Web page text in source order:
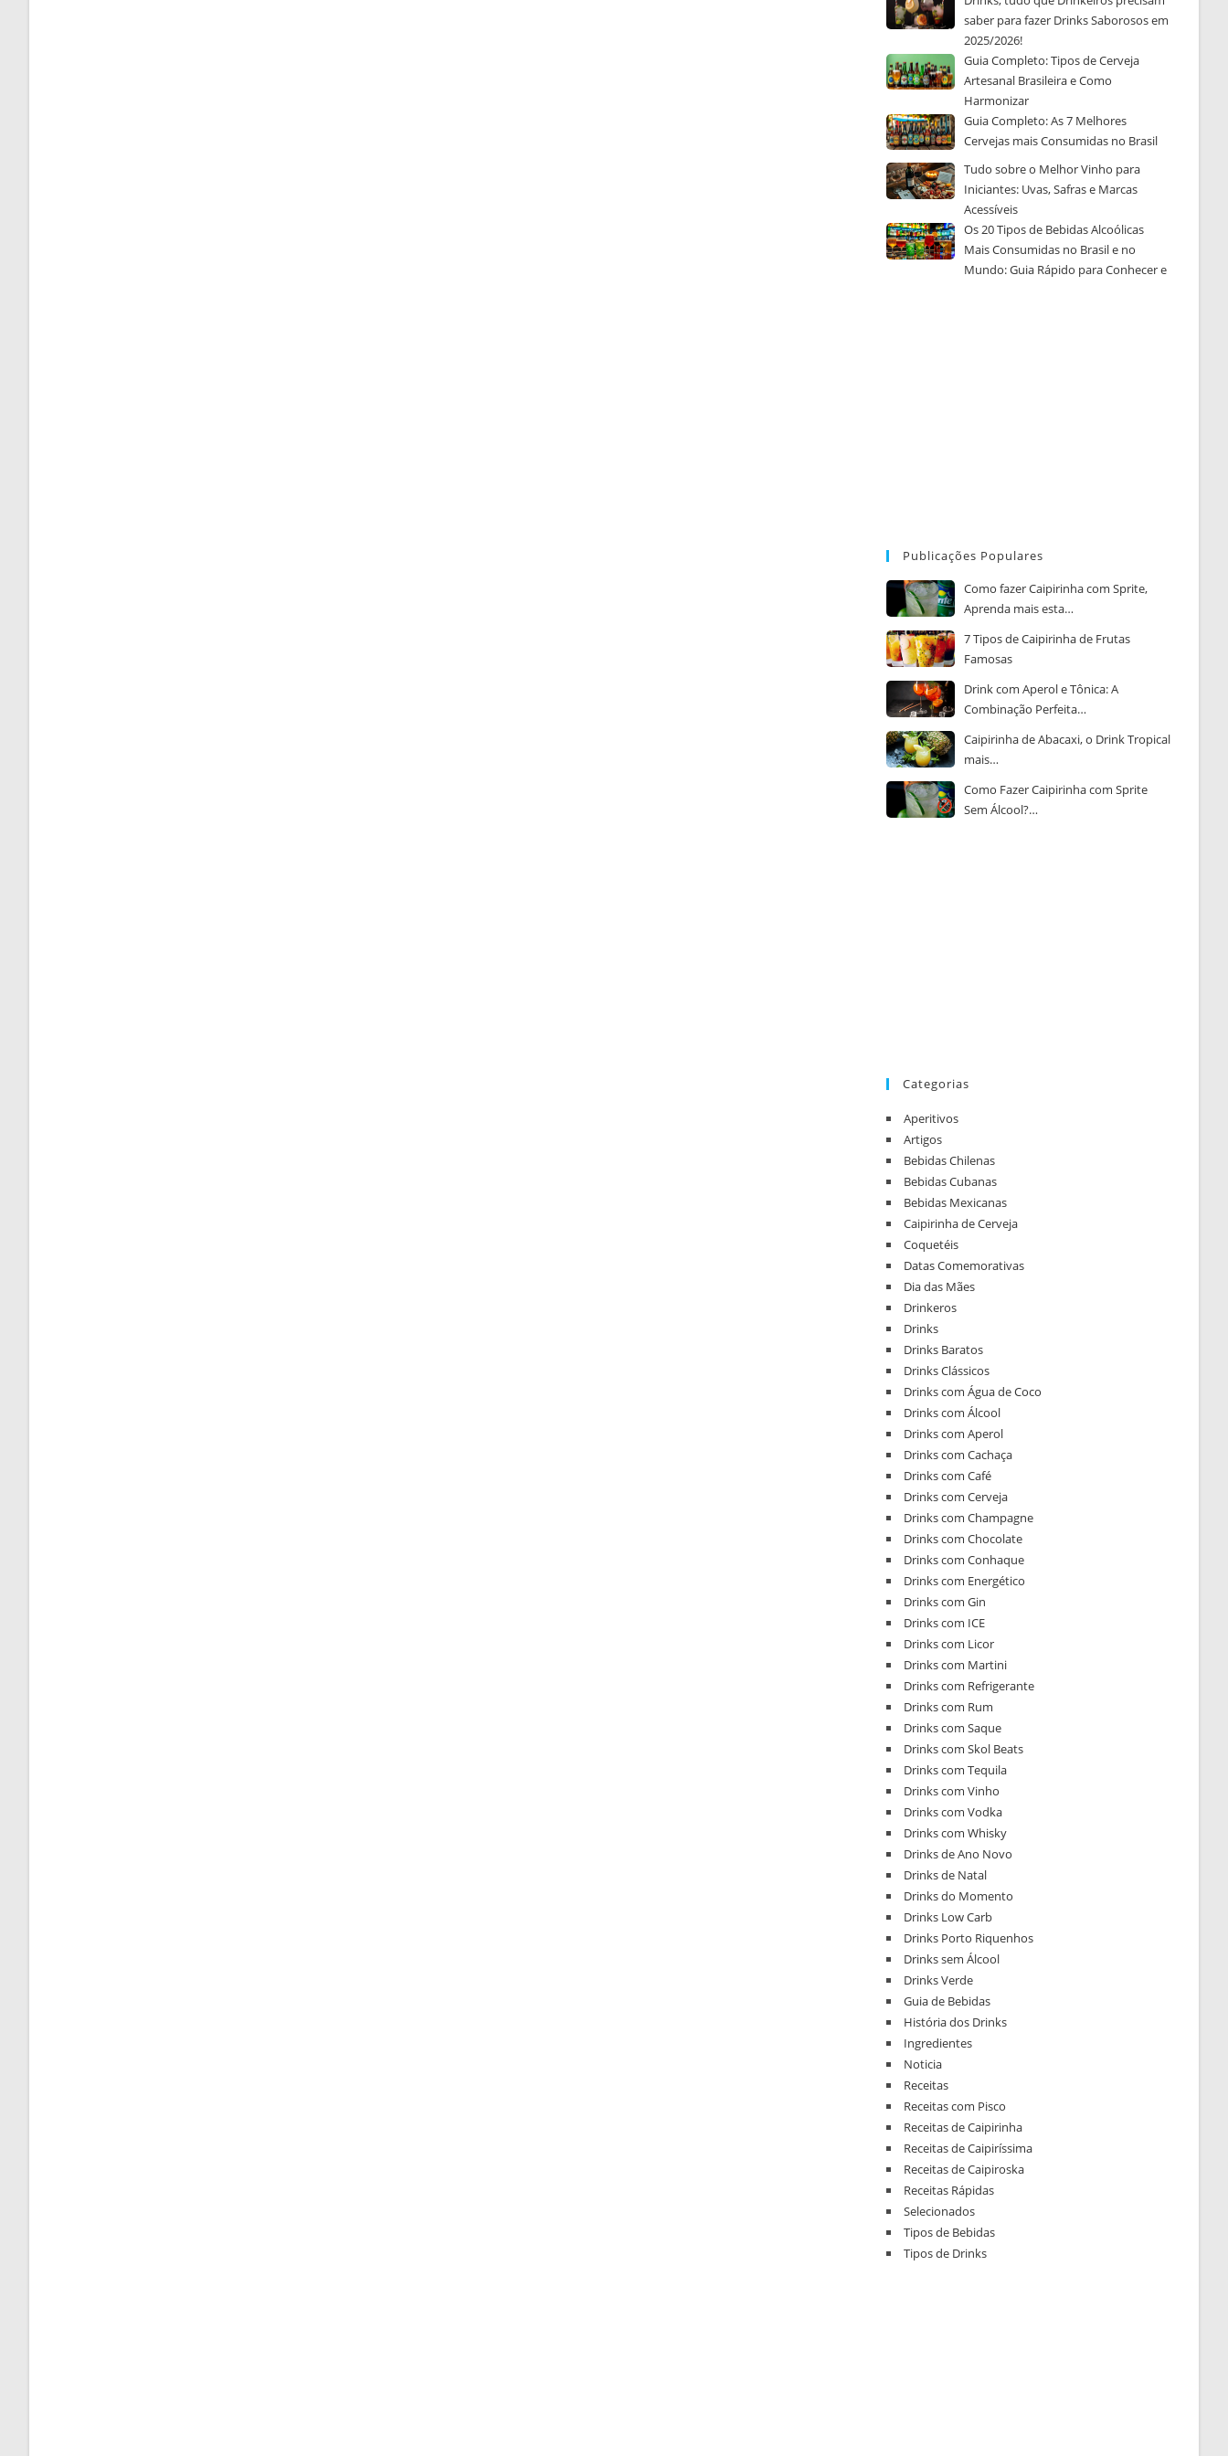
saber para fazer Drinks Saborosos em
2025/2026!
Guia Completo: Tipos de Cerveja
Artesanal Brasileira e Como
Harmonizar
Guia Completo: As 7 Melhores
Cervejas mais Consumidas no Brasil
Tudo sobre o Melhor Vinho para
Iniciantes: Uvas, Safras e Marcas
Acessíveis
Os 20 Tipos de Bebidas Alcoólicas
Mais Consumidas no Brasil e no
Mundo: Guia Rápido para Conhecer e
Publicações Populares
Como fazer Caipirinha com Sprite,
Aprenda mais esta…
7 Tipos de Caipirinha de Frutas
Famosas
Drink com Aperol e Tônica: A
Combinação Perfeita…
Caipirinha de Abacaxi, o Drink Tropical
mais…
Como Fazer Caipirinha com Sprite
Sem Álcool?…
Categorias
Aperitivos
Artigos
Bebidas Chilenas
Bebidas Cubanas
Bebidas Mexicanas
Caipirinha de Cerveja
Coquetéis
Datas Comemorativas
Dia das Mães
Drinkeros
Drinks
Drinks Baratos
Drinks Clássicos
Drinks com Água de Coco
Drinks com Álcool
Drinks com Aperol
Drinks com Cachaça
Drinks com Café
Drinks com Cerveja
Drinks com Champagne
Drinks com Chocolate
Drinks com Conhaque
Drinks com Energético
Drinks com Gin
Drinks com ICE
Drinks com Licor
Drinks com Martini
Drinks com Refrigerante
Drinks com Rum
Drinks com Saque
Drinks com Skol Beats
Drinks com Tequila
Drinks com Vinho
Drinks com Vodka
Drinks com Whisky
Drinks de Ano Novo
Drinks de Natal
Drinks do Momento
Drinks Low Carb
Drinks Porto Riquenhos
Drinks sem Álcool
Drinks Verde
Guia de Bebidas
História dos Drinks
Ingredientes
Noticia
Receitas
Receitas com Pisco
Receitas de Caipirinha
Receitas de Caipiríssima
Receitas de Caipiroska
Receitas Rápidas
Selecionados
Tipos de Bebidas
Tipos de Drinks